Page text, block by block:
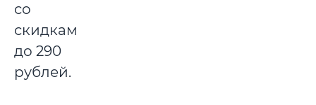
со
скидками
до 290
рублей.